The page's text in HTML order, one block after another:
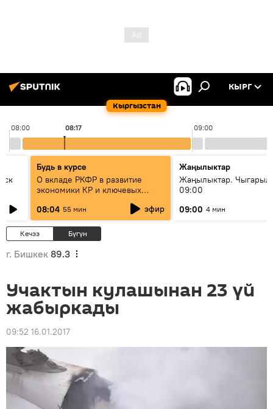
Кыргызстан
КЫРГ
08:00 09:00
08:17
Будь в курсе
О вкладе РКФР в развитие
экономики КР и ключевых
08:04 55 мин эфир
Жаңылыктар
Жаңылыктар.
09:00
09:00 4 мин
Кечээ Бүгүн
г. Бишкек 89.3
Учактын кулашынан 23 үй
жабыркады
09:52 16.01.2017